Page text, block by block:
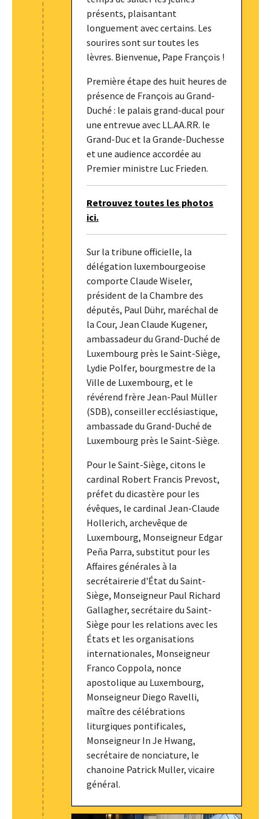
présents, plaisantant
longuement avec certains. Les
sourires sont sur toutes les
lèvres. Bienvenue, Pape François !
Première étape des huit heures de
présence de François au Grand-
Duché : le palais grand-ducal pour
une entrevue avec LL.AA.RR. le
Grand-Duc et la Grande-Duchesse
et une audience accordée au
Premier ministre Luc Frieden.
Retrouvez toutes les photos
ici.
Sur la tribune officielle, la
délégation luxembourgeoise
comporte Claude Wiseler,
président de la Chambre des
députés, Paul Dühr, maréchal de
la Cour, Jean Claude Kugener,
ambassadeur du Grand-Duché de
Luxembourg près le Saint-Siège,
Lydie Polfer, bourgmestre de la
Ville de Luxembourg, et le
révérend frère Jean-Paul Müller
(SDB), conseiller ecclésiastique,
ambassade du Grand-Duché de
Luxembourg près le Saint-Siège.
Pour le Saint-Siège, citons le
cardinal Robert Francis Prevost,
préfet du dicastère pour les
évêques, le cardinal Jean-Claude
Hollerich, archevêque de
Luxembourg, Monseigneur Edgar
Peña Parra, substitut pour les
Affaires générales à la
secrétairerie d'État du Saint-
Siège, Monseigneur Paul Richard
Gallagher, secrétaire du Saint-
Siège pour les relations avec les
États et les organisations
internationales, Monseigneur
Franco Coppola, nonce
apostolique au Luxembourg,
Monseigneur Diego Ravelli,
maître des célébrations
liturgiques pontificales,
Monseigneur In Je Hwang,
secrétaire de nonciature, le
chanoine Patrick Muller, vicaire
général.